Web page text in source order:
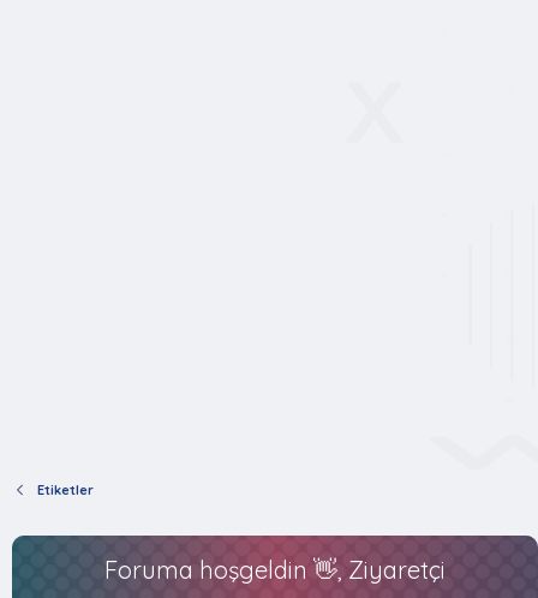
Etiketler
Foruma hoşgeldin 👋, Ziyaretçi